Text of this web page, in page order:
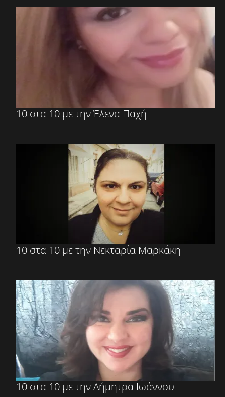
10 στα 10 με την Έλενα Παχή
10 στα 10 με την Νεκταρία Μαρκάκη
10 στα 10 με την Δήμητρα Ιωάννου